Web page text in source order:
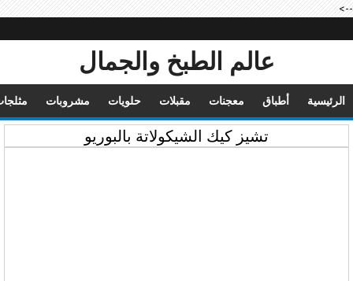
-->
عالم الطبخ والجمال
الرئيسية أطباق معجنات مقبلات حلويات مشروبات
تشيز كيك الشيكولاتة بالبوريو